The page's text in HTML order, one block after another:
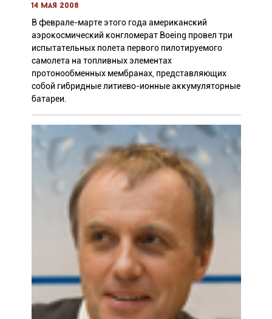
14 мая 2008
В феврале-марте этого года американский
аэрокосмический конгломерат Boeing провел три
испытательных полета первого пилотируемого
самолета на топливных элементах
протонообменных мембранах, представляющих
собой гибридные литиево-ионные аккумуляторные
батареи.